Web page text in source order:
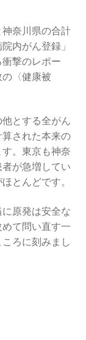
円賠償命令
敗続きで計画
奈川県の合計
内がん登録」
撃のレポー
〈健康被
とする全がん
された本来の
。東京も神奈
が急増してい
とんどです。
原発は安全な
て問い直す一
ろに刻みまし